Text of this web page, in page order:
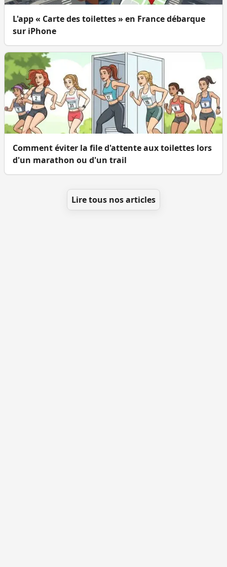
L'app « Carte des toilettes » en France débarque
sur iPhone
Comment éviter la file d'attente aux toilettes lors
d'un marathon ou d'un trail
Lire tous nos articles